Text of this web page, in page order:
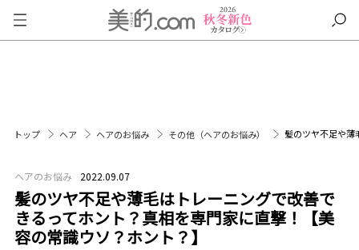
トップ ヘア ヘアのお悩み その他（ヘアのお悩み） 髪のツヤ不足や薄
ヘアのお悩み 2022.09.07
髪のツヤ不足や薄毛はトレーニングで改善で
きるってホント？真相を専門家に直撃！【美
容の常識ウソ？ホント？】